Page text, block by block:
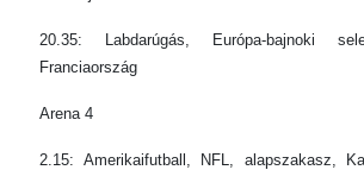
20.35: Labdarúgás, Európa-bajnoki
Franciaország
Arena 4
2.15: Amerikaifutball, NFL, alapszakasz,